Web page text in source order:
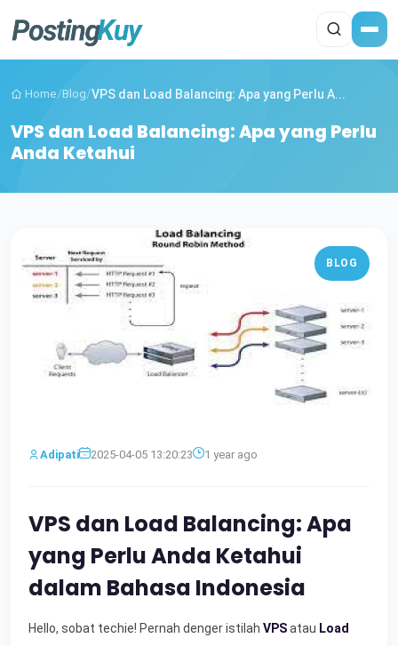
Home/Blog/VPS dan Load Balancing: Apa yang Perlu A...
VPS dan Load Balancing: Apa yang Perlu
Anda Ketahui
BLOG
Adipati 2025-04-05 13:20:23 1 year ago
VPS dan Load Balancing: Apa
yang Perlu Anda Ketahui
dalam Bahasa Indonesia
Hello, sobat techie! Pernah denger istilah VPSatau Load